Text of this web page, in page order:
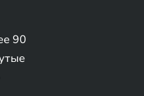
90